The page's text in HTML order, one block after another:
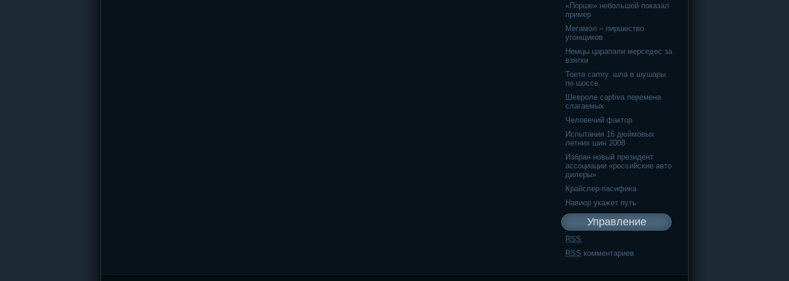
«Порше» небольшой показал
пример
Мегамол – пиршество
угонщиков
Немцы царапали мерседес за
взятки
Тоета camry. шла в шушары
по шоссе.
Шевроле captiva перемена
слагаемых
Человечий фактор
Испытания 16 дюймовых
летних шин 2008
Избран новый президент
ассоциации «российские авто
дилеры»
Крайслер-пасифика
Навиор укажет путь
Управление
RSS
RSS комментариев